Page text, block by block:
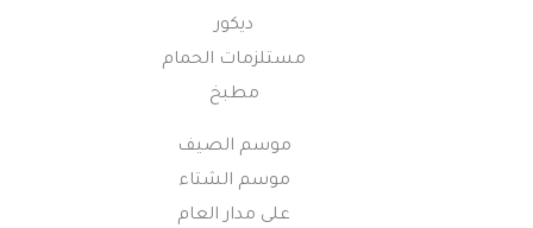
ديكور
مستلزمات الحمام
مطبخ
موسم الصيف
موسم الشتاء
على مدار العام